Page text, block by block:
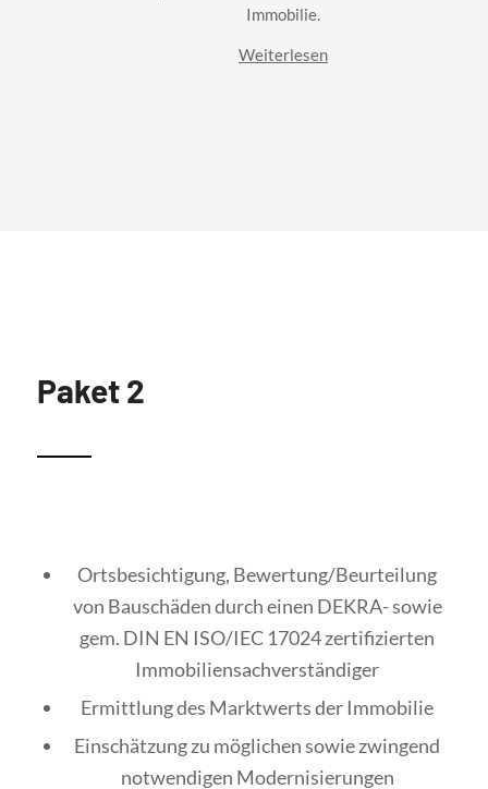
Immobilie.
Weiterlesen
Paket 2
Ortsbesichtigung, Bewertung/Beurteilung
von Bauschäden durch einen DEKRA- sowie
gem. DIN EN ISO/IEC 17024 zertifizierten
Immobiliensachverständiger
Ermittlung des Marktwerts der Immobilie
Einschätzung zu möglichen sowie zwingend
notwendigen Modernisierungen